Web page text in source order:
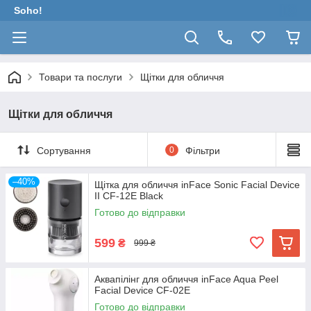
Soho!
Товари та послуги Щітки для обличчя
Щітки для обличчя
Сортування 0 Фільтри
–40%
Щітка для обличчя inFace Sonic Facial Device
II CF-12E Black
Готово до відправки
599 ₴ 999 ₴
Аквапілінг для обличчя inFace Aqua Peel
Facial Device CF-02E
Готово до відправки